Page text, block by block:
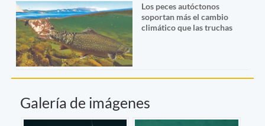
Los peces autóctonos
soportan más el cambio
climático que las truchas
Galería de imágenes